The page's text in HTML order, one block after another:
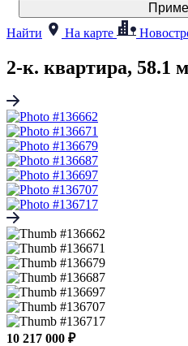
Найти
На карте
2-к. квартира, 58.1
10 217 000 ₽